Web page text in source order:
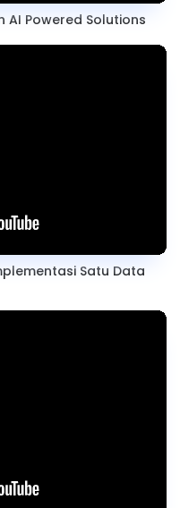
AI Powered Solutions
Satu Data